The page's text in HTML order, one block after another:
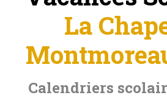
La
Calendriers